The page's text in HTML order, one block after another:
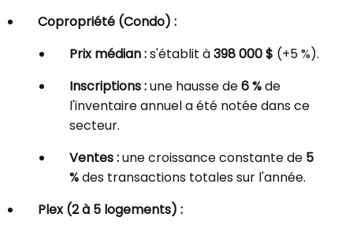
Copropriété (Condo) :
Prix médian :s'établit à398 000 $ (+5 %).
Inscriptions :une hausse de6 %de
l'inventaire annuel a été notée dans ce
secteur.
Ventes :une croissance constante de 5
%des transactions totales sur l'année.
Plex (2 à 5 logements) :